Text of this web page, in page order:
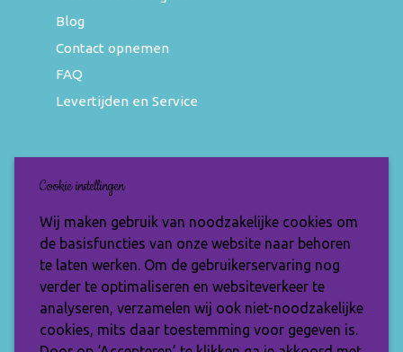
Blog
Contact opnemen
FAQ
Levertijden en Service
Nieuwsbrief
Wil jij op de hoogte blijven van de nieuwste
items en speciale aanbiedingen? Vul je e-
mailadres dan in en ontvang de Make My
Moment nieuwsbrief.
Cookie instellingen
Wij maken gebruik van noodzakelijke cookies om
de basisfuncties van onze website naar behoren
te laten werken. Om de gebruikerservaring nog
verder te optimaliseren en websiteverkeer te
analyseren, verzamelen wij ook niet-noodzakelijke
cookies, mits daar toestemming voor gegeven is.